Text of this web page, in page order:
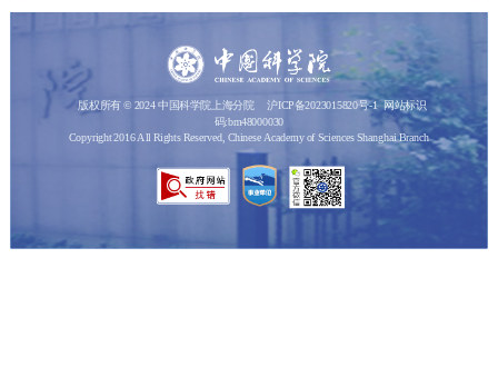
版权所有 © 2024 中国科学院上海分院 沪ICP备2023015820号-1
网站标识
码:bm48000030
Copyright 2016 All Rights Reserved, Chinese Academy of Sciences Shanghai Branch